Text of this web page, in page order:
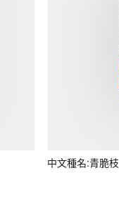
中文種名:青脆枝